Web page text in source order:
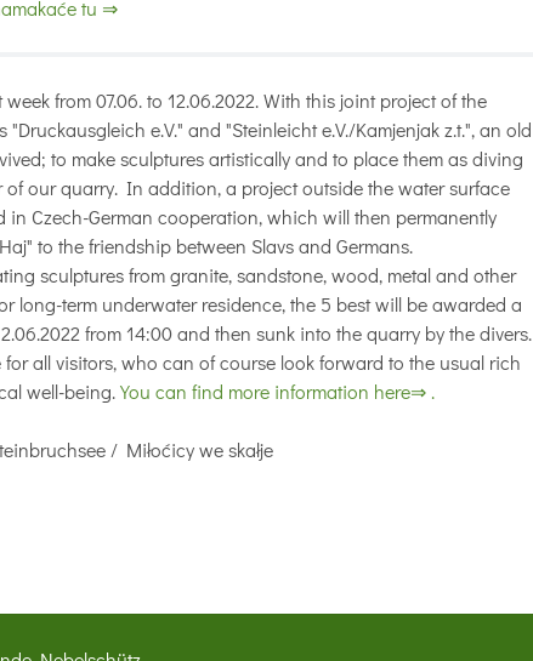
tu ⇒
from 07.06. to 12.06.2022. With this joint project of the
e.V." and "Steinleicht e.V./Kamjenjak z.t.", an old
to make sculptures artistically and to place them as diving
of our quarry. In addition, a project outside the water surface
in Czech-German cooperation, which will then permanently
to the friendship between Slavs and Germans.
sculptures from granite, sandstone, wood, metal and other
long-term underwater residence, the 5 best will be awarded a
from 14:00 and then sunk into the quarry by the divers.
for all visitors, who can of course look forward to the usual rich
well-being.You can find more information here⇒ .
/ Miłoćicy we skałje